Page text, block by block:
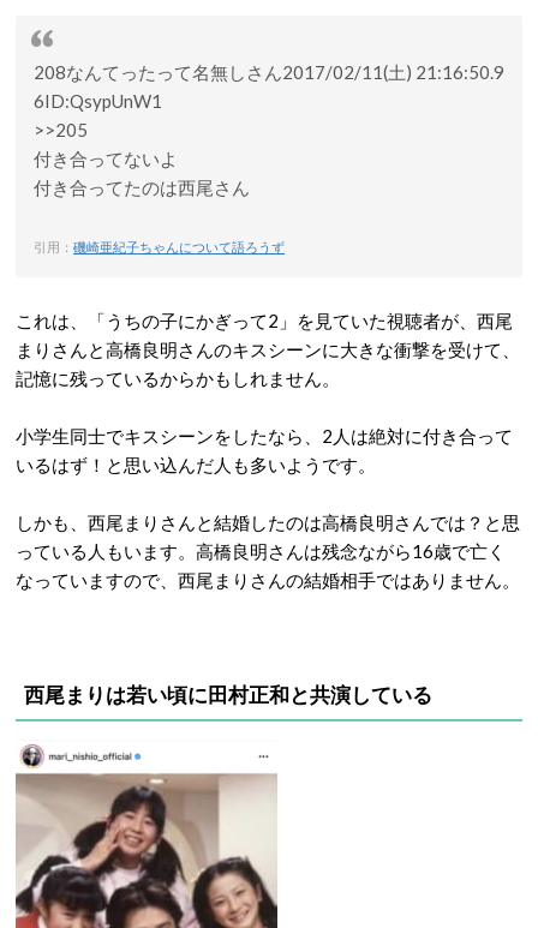
208なんてったって名無しさん2017/02/11(土) 21:16:50.9
6ID:QsypUnW1
>>205
付き合ってないよ
付き合ってたのは西尾さん
引用： 磯崎亜紀子ちゃんについて語ろうず
これは、「うちの子にかぎって2」を見ていた視聴者が、西尾
まりさんと高橋良明さんのキスシーンに大きな衝撃を受けて、
記憶に残っているからかもしれません。
小学生同士でキスシーンをしたなら、2人は絶対に付き合って
いるはず！と思い込んだ人も多いようです。
しかも、西尾まりさんと結婚したのは高橋良明さんでは？と思
っている人もいます。高橋良明さんは残念ながら16歳で亡く
なっていますので、西尾まりさんの結婚相手ではありません。
西尾まりは若い頃に田村正和と共演している